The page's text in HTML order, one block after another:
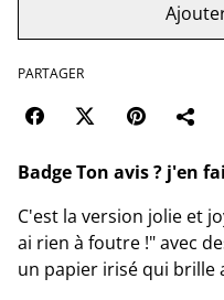
PARTAGER
Badge Ton avis ? j'en
C'est la version jolie et
ai rien à foutre !" avec
un papier irisé qui brille